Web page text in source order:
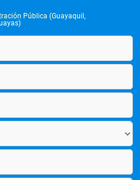
Pública (Guayaquil,